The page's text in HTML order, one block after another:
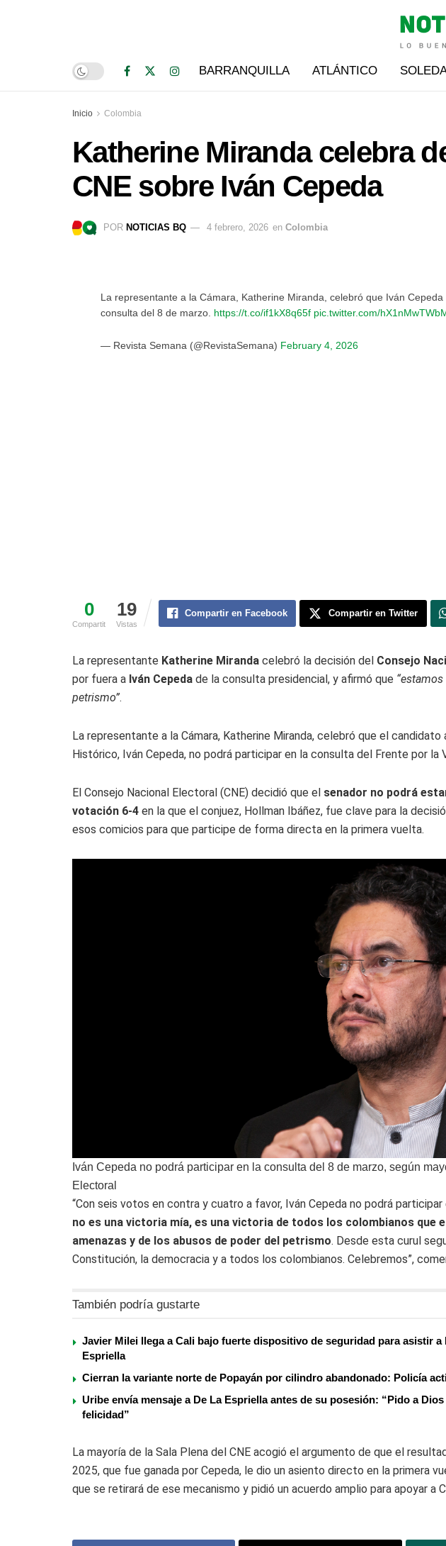
BARRANQUILLA ATLÁNTICO
Inicio Colombia
Katherine Miranda celebra
CNE sobre Iván Cepeda
POR NOTICIAS BQ 4 febrero, 2026 en Colombia
La representante a la Cámara, Katherine Miranda, celebró que Iván
consulta del 8 de marzo. https://t.co/if1kX8q65f pic.twitter.com/
— Revista Semana (@RevistaSemana) February 4, 2026
0
Compartit
19
Vistas
Compartir en Facebook Compartir en Twitter
La representante Katherine Miranda celebró la decisión del Consejo
por fuera a Iván Cepeda de la consulta presidencial, y afirmó que
petrismo”.
La representante a la Cámara, Katherine Miranda, celebró que el candidato
Histórico, Iván Cepeda, no podrá participar en la consulta del Frente por la
El Consejo Nacional Electoral (CNE) decidió que el senador no podrá
votación 6-4 en la que el conjuez, Hollman Ibáñez, fue clave para la
esos comicios para que participe de forma directa en la primera vuelta.
Iván Cepeda no podrá participar en la consulta del 8 de marzo, según
Electoral
“Con seis votos en contra y cuatro a favor, Iván Cepeda no podrá
no es una victoria mía, es una victoria de todos los colombianos que
amenazas y de los abusos de poder del petrismo. Desde esta curul
Constitución, la democracia y a todos los colombianos. Celebremos”,
También podría gustarte
Javier Milei llega a Cali bajo fuerte dispositivo de seguridad para asistir a
Espriella
Cierran la variante norte de Popayán por cilindro abandonado: Policía
Uribe envía mensaje a De La Espriella antes de su posesión: “Pido a
felicidad”
La mayoría de la Sala Plena del CNE acogió el argumento de que el
2025, que fue ganada por Cepeda, le dio un asiento directo en la primera
que se retirará de ese mecanismo y pidió un acuerdo amplio para apoyar a